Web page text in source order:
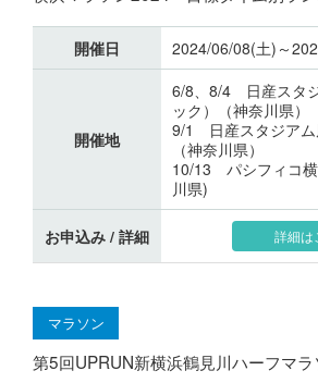
開催日 2024/06/08(土)～
開催地
6/8、8/4 日産スタ
ック）（神奈川県）
9/1 日産スタジアム
（神奈川県）
10/13 パシフィコ
川県)
お申込み / 詳細 詳細は
マラソン
第5回UPRUN新横浜鶴見川ハーフマラ